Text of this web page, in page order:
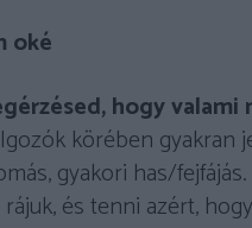
oké
hogy valami
körében gyakran
gyakori has/
és tenni azért,